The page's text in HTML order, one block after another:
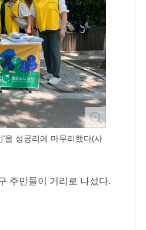
을 성공리에 마무리했다(사
주민들이 거리로 나섰다.